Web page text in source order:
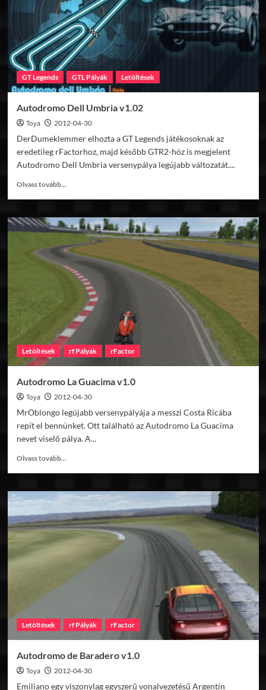
GT Legends GTL Pályák Letöltések
Autodromo Dell Umbria v1.02
Toya 2012-04-30
DerDumeklemmer elhozta a GT Legends játékosoknak az
eredetileg rFactorhoz, majd később GTR2-höz is megjelent
Autodromo Dell Umbria versenypálya legújabb változatát....
Olvass tovább...
Autodromo
Dell
Umbria
v1.02
Letöltések rf Pályák rFactor
Autodromo La Guacima v1.0
Toya 2012-04-30
MrOblongo legújabb versenypályája a messzi Costa Ricába
repít el bennünket. Ott található az Autodromo La Guacima
nevet viselő pálya. A...
Olvass tovább...
Autodromo
Guacima
v1.0
Letöltések rf Pályák rFactor
Autodromo de Baradero v1.0
Toya 2012-04-30
Emiliano egy viszonylag egyszerű vonalvezetésű Argentín